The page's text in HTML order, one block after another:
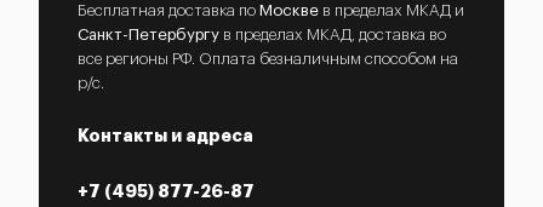
Бесплатная доставка по Москве в пределах МКАД и
Санкт-Петербургу в пределах МКАД, доставка во
все регионы РФ. Оплата безналичным способом на
р/с.
Контакты и адреса
+7 (495) 877-26-87